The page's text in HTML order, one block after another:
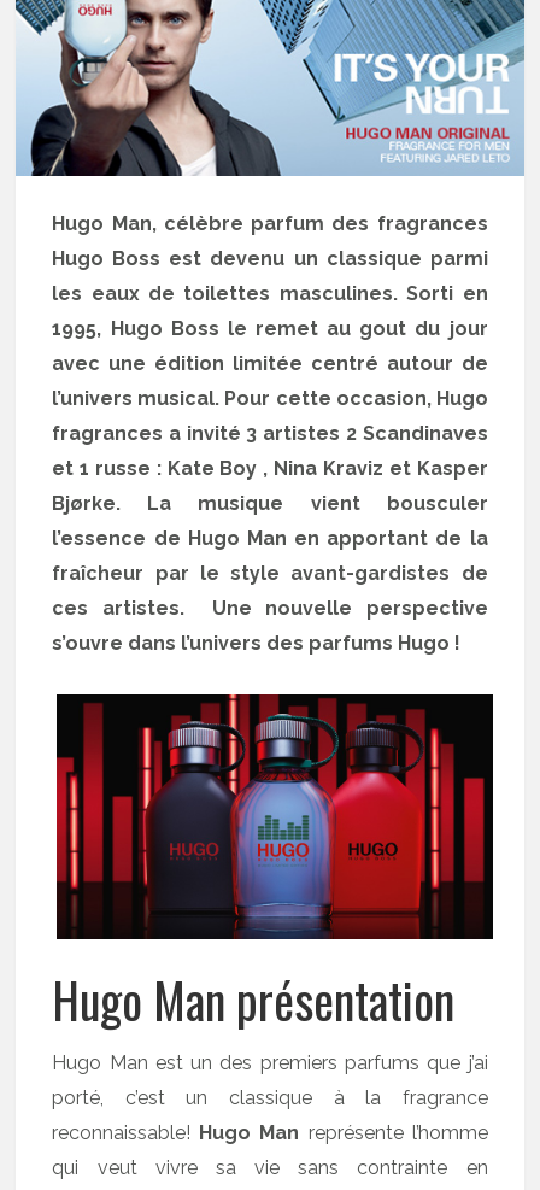
Hugo Man, célèbre parfum des fragrances
Hugo Boss est devenu un classique parmi
les eaux de toilettes masculines. Sorti en
1995, Hugo Boss le remet au gout du jour
avec une édition limitée centré autour de
l’univers musical. Pour cette occasion, Hugo
fragrances a invité 3 artistes 2 Scandinaves
et 1 russe : Kate Boy , Nina Kraviz et Kasper
Bjørke. La musique vient bousculer
l’essence de Hugo Man en apportant de la
fraîcheur par le style avant-gardistes de
ces artistes. Une nouvelle perspective
s’ouvre dans l’univers des parfums Hugo !
Hugo Man présentation
Hugo Man est un des premiers parfums que j’ai
porté, c’est un classique à la fragrance
reconnaissable! Hugo Man représente l’homme
qui veut vivre sa vie sans contrainte en